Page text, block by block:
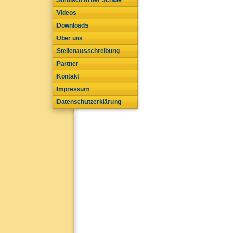
Videos
Downloads
Über uns
Stellenausschreibung
Partner
Kontakt
Impressum
Datenschutzerklärung